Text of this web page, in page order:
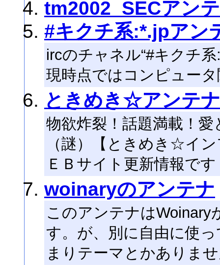
tm2002_SECアン
#キクチ系:*.jpアン
ircのチャネル“#キクチ
現時点ではコンピュー
ときめき☆アンテナ
物欲炸裂！話題満載！
（謎）【ときめき☆イ
ＥＢサイト更新情報です
woinaryのアンテナ
このアンテナはWoinary
す。が、別に自由に使
まりテーマとかありま